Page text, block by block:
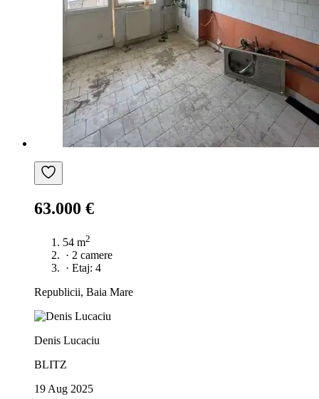
63.000 €
54 m2
· 2 camere
· Etaj: 4
Republicii, Baia Mare
Denis Lucaciu
BLITZ
19 Aug 2025